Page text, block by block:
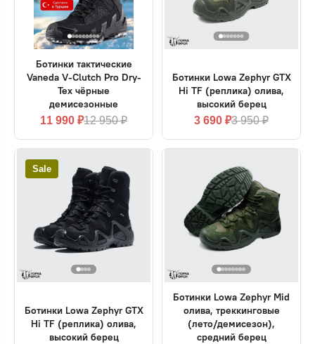
Ботинки тактические
Vaneda V-Clutch Pro Dry-
Tex чёрные
демисезонные
11 990 ₽12 950 ₽
Ботинки Lowa Zephyr GTX
Hi TF (реплика) олива,
высокий берец
3 690 ₽3 950 ₽
Sale
Ботинки Lowa Zephyr GTX
Hi TF (реплика) олива,
высокий берец
Ботинки Lowa Zephyr Mid
олива, треккинговые
(лето/демисезон),
средний берец